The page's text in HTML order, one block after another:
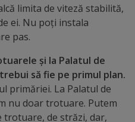
limita de viteză stabilită,
ei. Nu poți instala
pas.
și la Palatul de
să fie pe primul plan.
primăriei. La Palatul de
nu doar trotuare. Putem
de străzi, dar,